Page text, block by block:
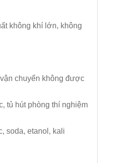
không khí lớn, không
chuyển không được
tủ hút phòng thí nghiệm
soda, etanol, kali